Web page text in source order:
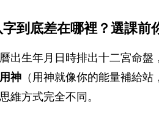
到底差在哪裡？選課前
出生年月日時排出十二宮命盤
用神 （用神就像你的能量補給
維方式完全不同。